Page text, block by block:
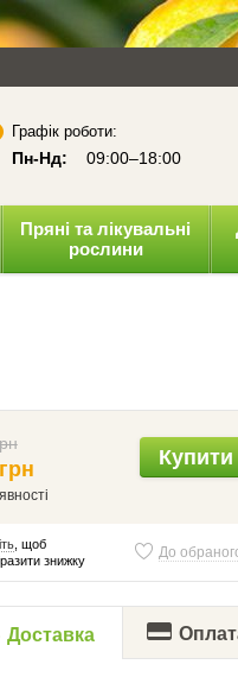
Графік роботи:
Пн-Нд: 09:00–18:00
Пряні та лікувальні
рослини
Купити
, щоб
знижку
До
Доставка